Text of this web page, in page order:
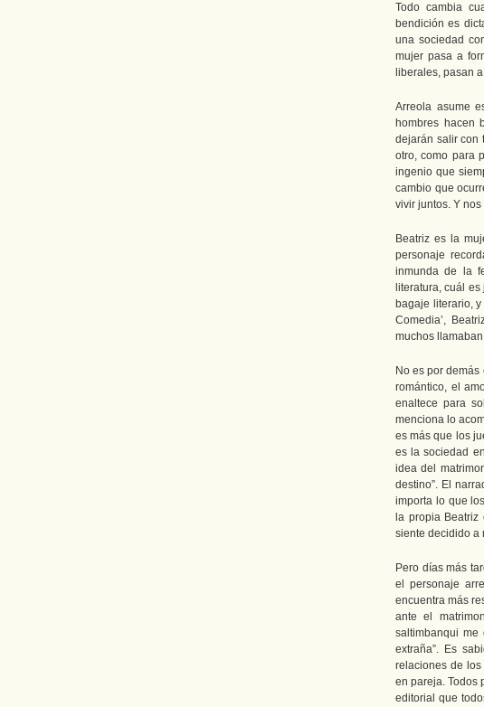
Todo cambia
bendición es
una sociedad
mujer pasa a
liberales, pasan
Arreola asume
hombres hacen
dejarán salir con
otro, como para
ingenio que
cambio que
vivir juntos. Y
Beatriz es la
personaje
inmunda de la
literatura, cuál
bagaje literario,
Comedia’,
muchos
No es por
romántico, el
enaltece para
menciona lo
es más que los
es la sociedad
idea del
destino”. El
importa lo que
la propia
siente decidido a
Pero días más
el personaje
encuentra más
ante el
saltimbanqui me
extraña”. Es
relaciones de
en pareja. Todos
editorial que